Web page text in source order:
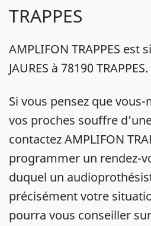
TRAPPES
AMPLIFON TRAPPES est
JAURES à 78190 TRAPPES.
Si vous pensez que
vos proches souffre
contactez AMPLIFON
programmer un rendez-
duquel un
précisément votre
pourra vous conseiller